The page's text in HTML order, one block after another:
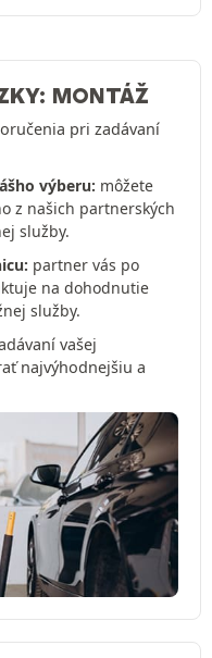
MONTÁŽ
pri zadávaní
výberu: môžete
z našich partnerských
služby.
partner vás po
na dohodnutie
služby.
vašej
najvýhodnejšiu a